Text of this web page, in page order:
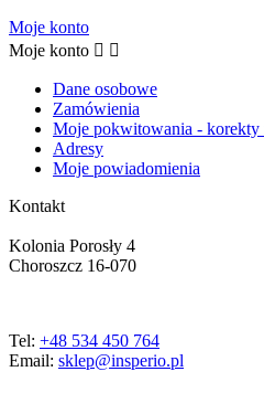
Moje konto
Moje konto  
Dane osobowe
Zamówienia
Moje pokwitowania - korekty
Adresy
Moje powiadomienia
Kontakt
Kolonia Porosły 4
Choroszcz 16-070
Tel: +48 534 450 764
Email: sklep@insperio.pl